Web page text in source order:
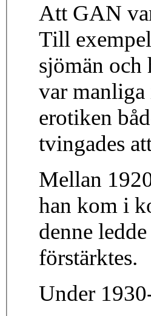
Att GAN
Till
sjömän
var
erotiken
tvingades
Mellan
han kom i
denne
förstärktes.
Under